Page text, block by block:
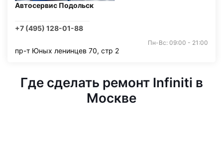
Автосервис Подольск
+7 (495) 128-01-88
Пн-Вс: 09:00 - 21:00
пр-т Юных ленинцев 70, стр 2
Где сделать ремонт Infiniti в
Москве